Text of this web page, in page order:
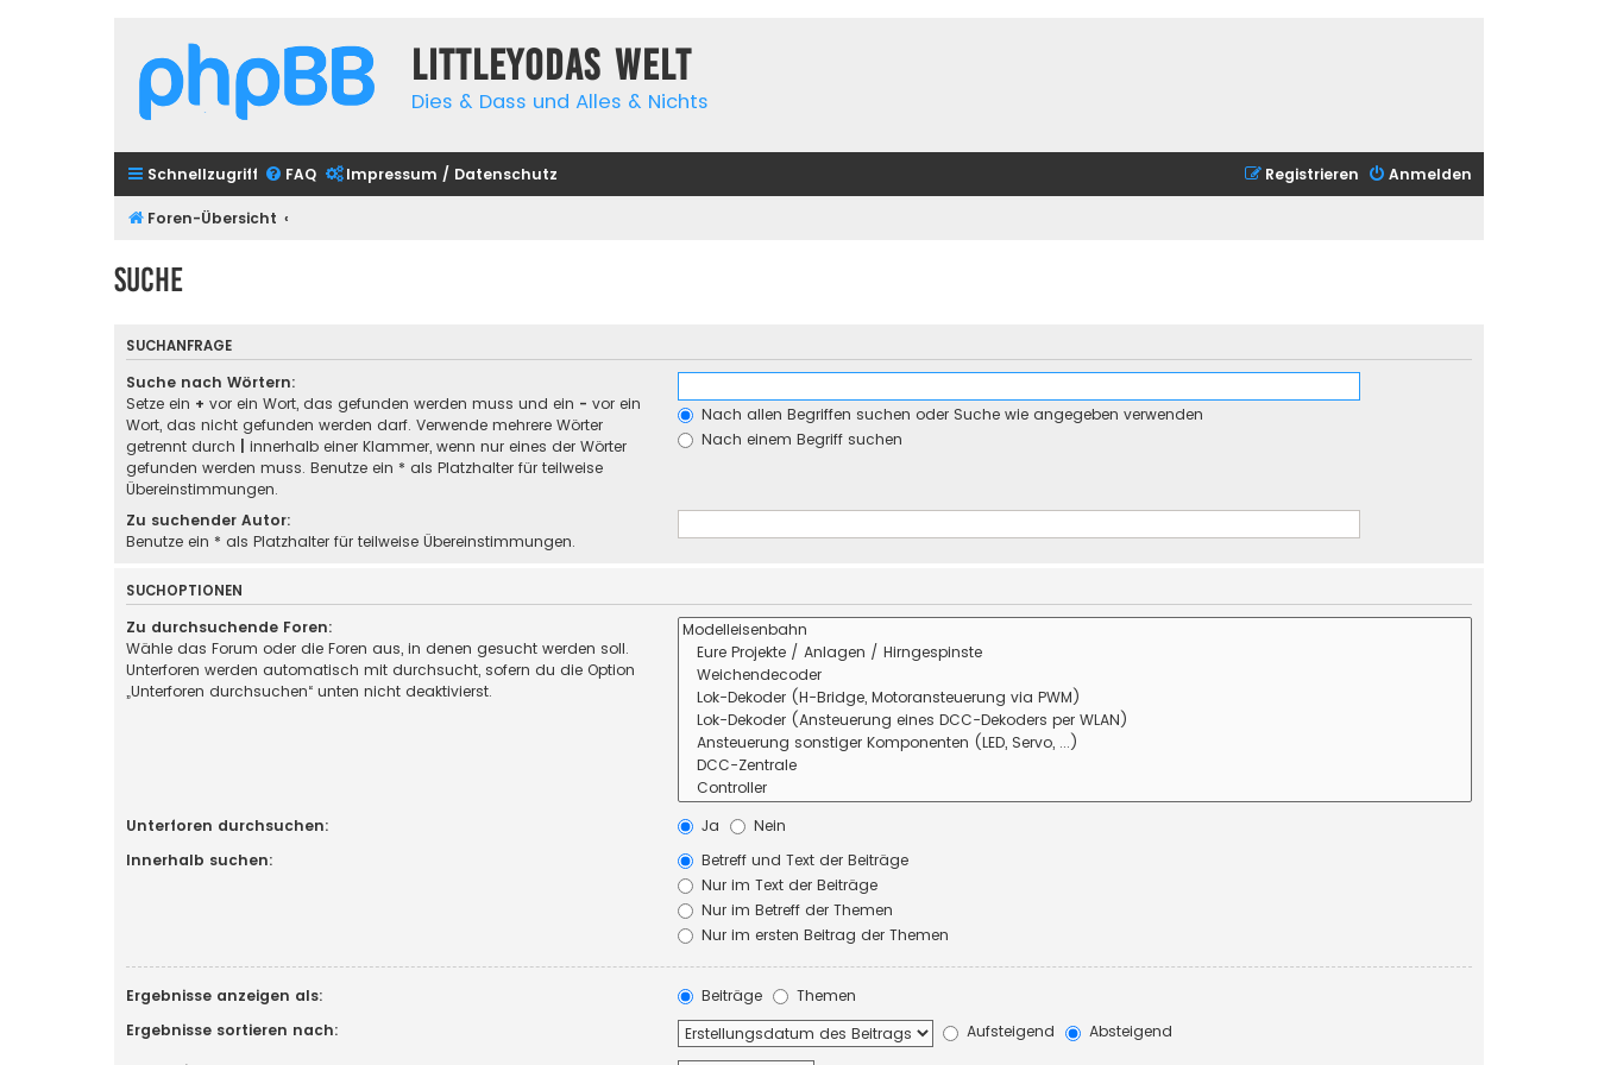
Littleyodas Welt
Dies & Dass und Alles & Nichts
Schnellzugriff FAQ Impressum / Datenschutz Anmelden
Registrieren
Foren-Übersicht
Suche
SUCHANFRAGE
Suche nach Wörtern:
Setze ein + vor ein Wort, das gefunden werden muss und ein - vor ein
Wort, das nicht gefunden werden darf. Verwende mehrere Wörter
getrennt durch
innerhalb einer Klammer, wenn nur eines der Wörter
gefunden werden muss. Benutze ein * als Platzhalter für teilweise
Übereinstimmungen.
Nach allen Begriffen suchen oder Suche wie angegeben verwenden
Nach einem Begriff suchen
Zu suchender Autor:
Benutze ein * als Platzhalter für teilweise Übereinstimmungen.
SUCHOPTIONEN
Zu durchsuchende Foren:
Wähle das Forum oder die Foren aus, in denen gesucht werden soll.
Unterforen werden automatisch mit durchsucht, sofern du die Option
„Unterforen durchsuchen“ unten nicht deaktivierst.
Unterforen durchsuchen: Ja
Nein
Innerhalb suchen:
Betreff und Text der Beiträge
Nur im Text der Beiträge
Nur im Betreff der Themen
Nur im ersten Beitrag der Themen
Ergebnisse anzeigen als: Beiträge
Themen
Ergebnisse sortieren nach:
Aufsteigend
Absteigend